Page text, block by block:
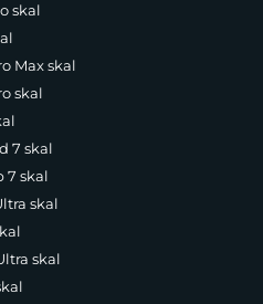
skyddslager över
och respons, samtidigt
skärmen lättare att
skal
Max skal
skal
7 skal
7 skal
skal
skal